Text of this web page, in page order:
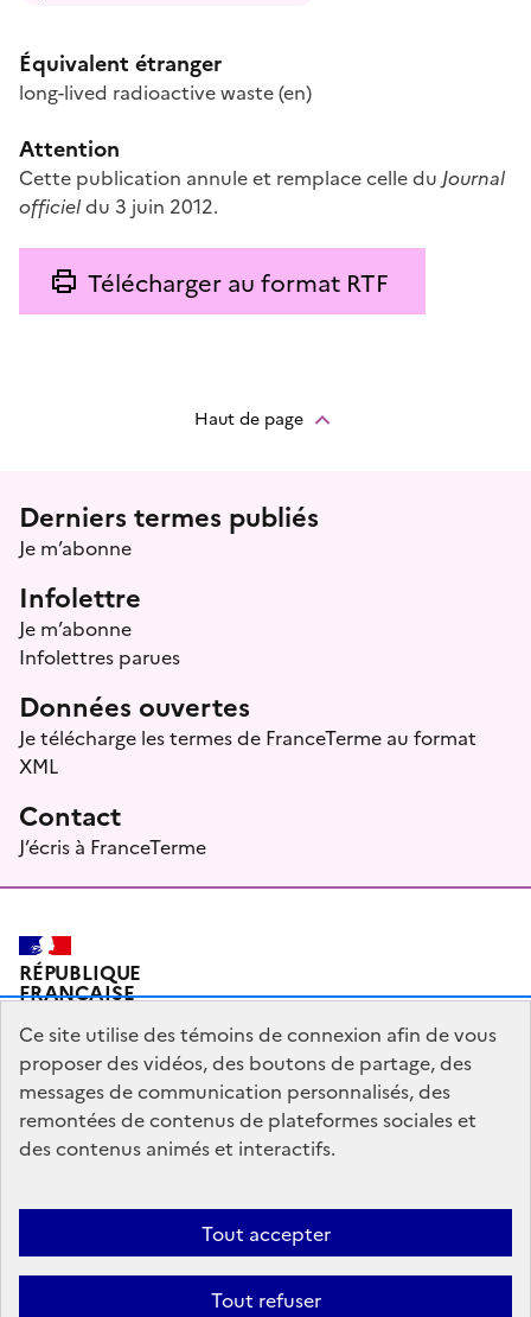
Équivalent étranger
long-lived radioactive waste(en)
Attention
Cette publication annule et remplace celle du Journal
officieldu 3 juin 2012.
Télécharger au format RTF
Haut de page
Menu prefooter
Derniers termes publiés
Je m’abonne
Infolettre
Je m’abonne
Infolettres parues
Données ouvertes
Je télécharge les termes de FranceTerme au format
XML
Contact
J’écris à FranceTerme
RÉPUBLIQUE
FRANÇAISE
Plan du site Mentions légales Qui sommes-nous ?
Partagez votre expérience pour améliorer les services
Accessibilité : partiellement conforme
gouvernement.fr
Ce site utilise des témoins de connexion afin de vous
proposer des vidéos, des boutons de partage, des
messages de communication personnalisés, des
remontées de contenus de plateformes sociales et
des contenus animés et interactifs.
Tout accepter
Tout refuser